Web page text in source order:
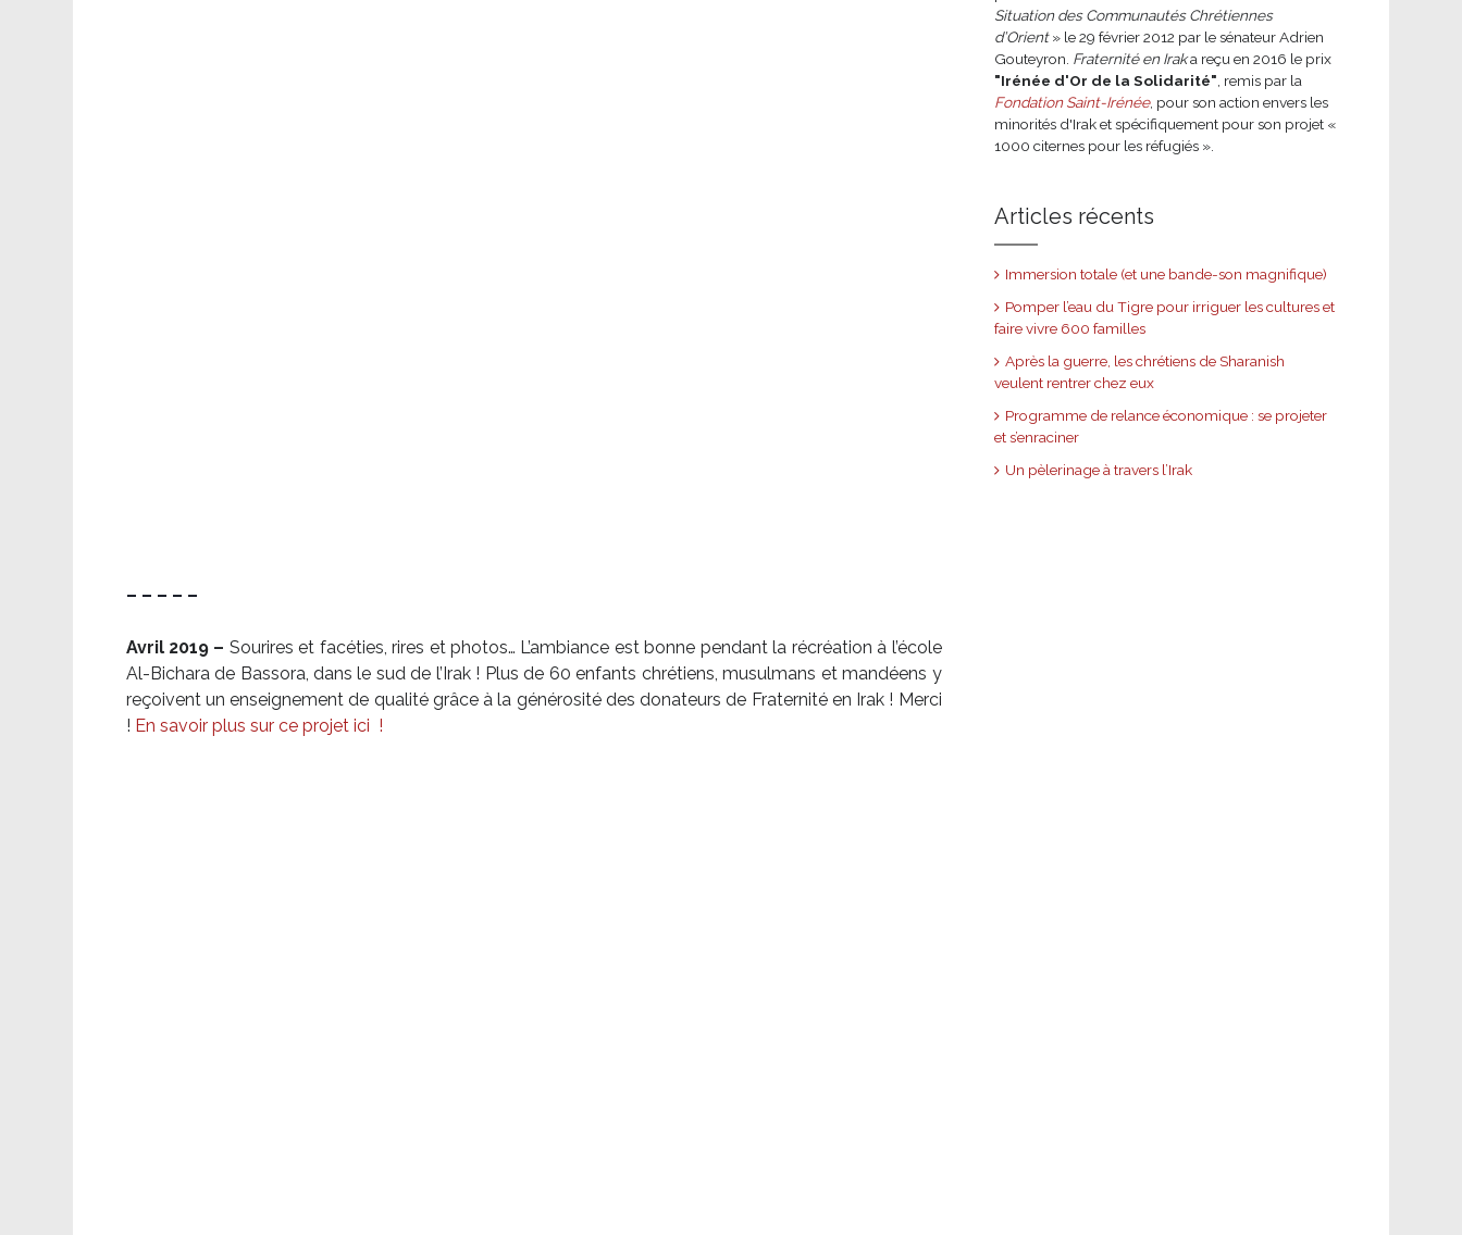
– – – – –
Avril 2019 – Sourires et facéties, rires et photos… L’ambiance est bonne pendant la récréation à l’école
Al-Bichara de Bassora, dans le sud de l’Irak ! Plus de 60 enfants chrétiens, musulmans et mandéens y
reçoivent un enseignement de qualité grâce à la générosité des donateurs de Fraternité en Irak ! Merci
! En savoir plus sur ce projet ici !
Situation des Communautés Chrétiennes
d’Orient» le 29 février 2012 par le sénateur Adrien
Gouteyron. Fraternité en Iraka reçu en 2016 le prix
"Irénée d'Or de la Solidarité" , remis par la
Fondation Saint-Irénée, pour son action envers les
minorités d'Irak et spécifiquement pour son projet «
1000 citernes pour les réfugiés ».
Articles récents
Immersion totale (et une bande-son magnifique)
Pomper l’eau du Tigre pour irriguer les cultures et
faire vivre 600 familles
Après la guerre, les chrétiens de Sharanish
veulent rentrer chez eux
Programme de relance économique : se projeter
et s’enraciner
Un pèlerinage à travers l’Irak